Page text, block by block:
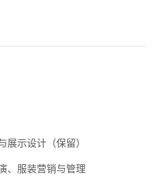
示设计（保留）
、服装营销与管理